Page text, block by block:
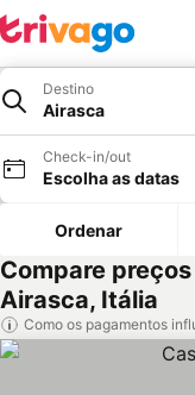
Destino
Airasca
Check-in/out
Escolha as datas
Ordenar
Compare
Airasca, Itália
Como os pagamentos